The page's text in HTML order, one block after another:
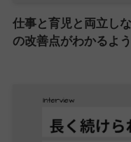
仕事と育児と両立し
の改善点がわかるよ